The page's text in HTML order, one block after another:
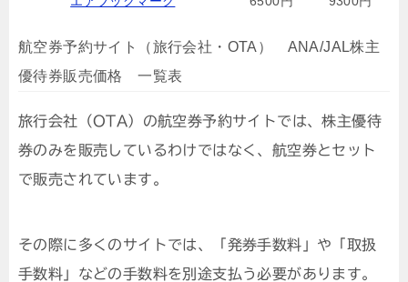
航空券予約サイト（旅行会社・OTA） ANA/JAL株主
優待券販売価格 一覧表
旅行会社（OTA）の航空券予約サイトでは、株主優待
券のみを販売しているわけではなく、航空券とセット
で販売されています。
その際に多くのサイトでは、「発券手数料」や「取扱
手数料」などの手数料を別途支払う必要があります。